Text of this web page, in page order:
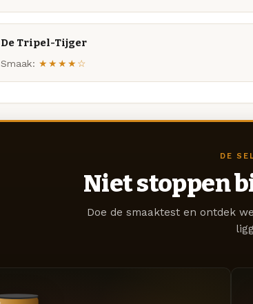
De Tripel-Tijger
Smaak: ★★★★☆
DE
Niet stoppen
Doe de smaaktest en ontdek